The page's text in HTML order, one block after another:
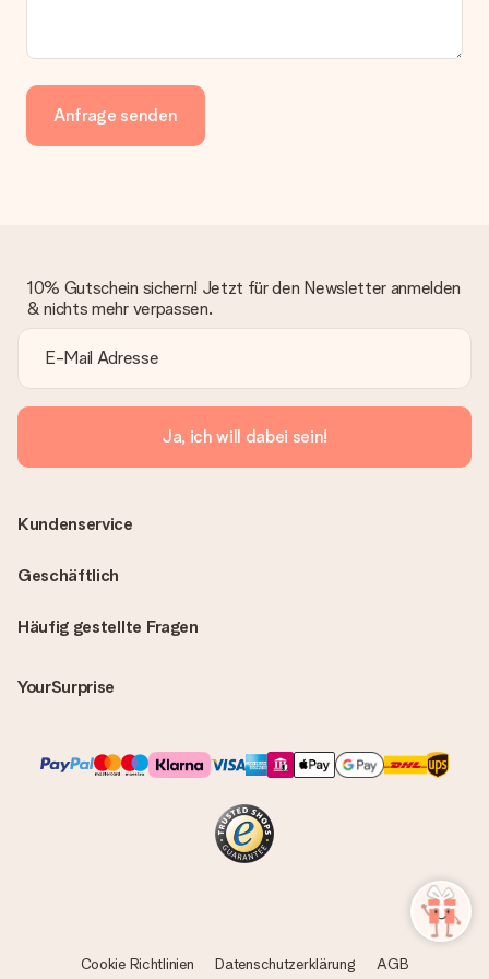
Anfrage senden
10% Gutschein sichern! Jetzt für den Newsletter anmelden
& nichts mehr verpassen.
Ja, ich will dabei sein!
Häufig gestellte Fragen
YourSurprise
Kundenservice
Geschäftlich
Cookie Richtlinien Datenschutzerklärung AGB